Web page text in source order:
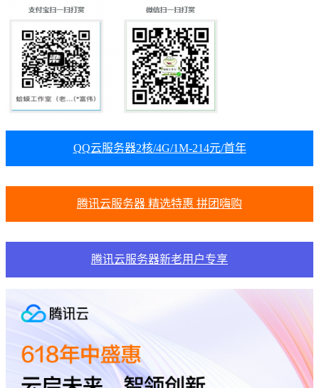
QQ云服务器2核/4G/1M-214元/首年
腾讯云服务器 精选特惠 拼团嗨购
腾讯云服务器新老用户专享